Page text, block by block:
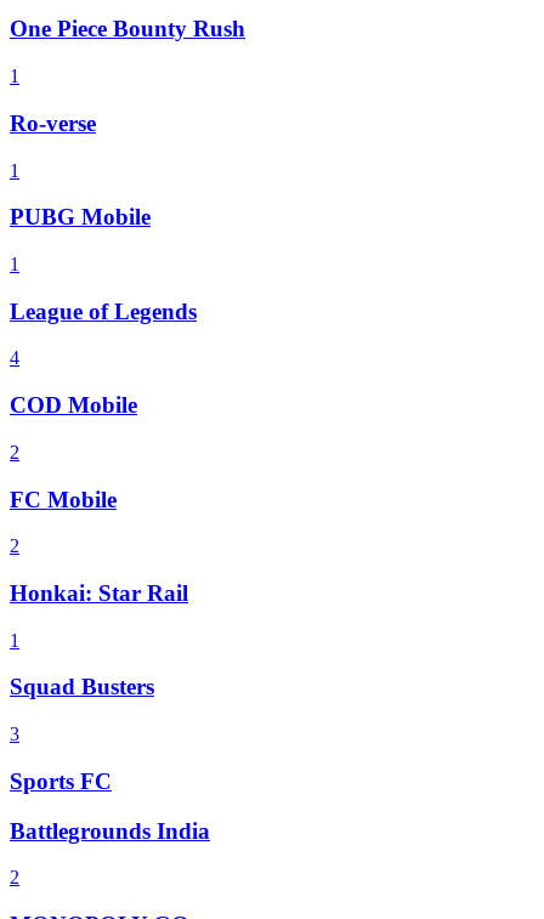
One Piece Bounty Rush
1
Ro-verse
1
PUBG Mobile
1
League of Legends
4
COD Mobile
2
FC Mobile
2
Honkai: Star Rail
1
Squad Busters
3
Sports FC
Battlegrounds India
2